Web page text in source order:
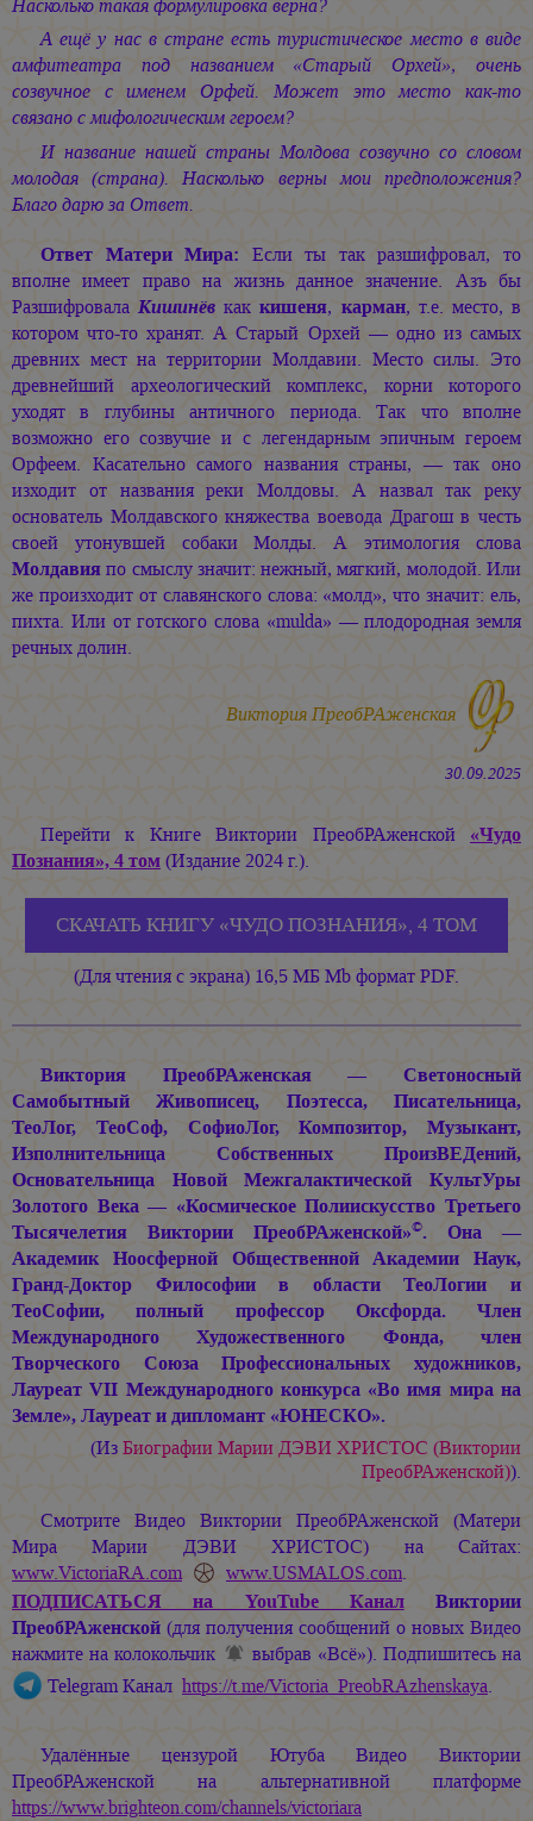
Насколько такая формулировка верна?
А ещё у нас в стране есть туристическое место в виде
амфитеатра под названием «Старый Орхей», очень
созвучное с именем Орфей. Может это место как-то
связано с мифологическим героем?
И название нашей страны Молдова созвучно со словом
молодая (страна). Насколько верны мои предположения?
Благо дарю за Ответ.
Ответ Матери Мира: Если ты так разшифровал, то
вполне имеет право на жизнь данное значение. Азъ бы
РазшифровалаКишинёв каккишеня, карман, т.е. место, в
котором что-то хранят. А Старый Орхей — одно из самых
древних мест на территории Молдавии. Место силы. Это
древнейший археологический комплекс, корни которого
уходят в глубины античного периода. Так что вполне
возможно его созвучие и с легендарным эпичным героем
Орфеем. Касательно самого названия страны, — так оно
изходит от названия реки Молдовы. А назвал так реку
основатель Молдавского княжества воевода Драгош в честь
своей утонувшей собаки Молды. А этимология слова
Молдавияпо смыслу значит: нежный, мягкий, молодой. Или
же произходит от славянского слова: «молд», что значит: ель,
пихта. Или от готского слова «muldа» — плодородная земля
речных долин.
Виктория ПреобРАженская
30.09.2025
Перейти к Книге Виктории ПреобРАженской «Чудо
Познания», 4 том(Издание 2024 г.).
СКАЧАТЬ КНИГУ «ЧУДО ПОЗНАНИЯ», 4 ТОМ
(Для чтения с экрана) 16,5 МБ Mb формат PDF.
Виктория ПреобРАженская — Светоносный
Самобытный Живописец, Поэтесса, Писательница,
ТеоЛог, ТеоСоф, СофиоЛог, Композитор, Музыкант,
Изполнительница Собственных ПроизВЕДений,
Основательница Новой Межгалактической КультУры
Золотого Века — «Космическое Полиискусство Третьего
Тысячелетия Виктории ПреобРАженской»©. Она —
Академик Ноосферной Общественной Академии Наук,
Гранд-Доктор Философии в области ТеоЛогии и
ТеоСофии, полный профессор Оксфорда. Член
Международного Художественного Фонда, член
Творческого Союза Профессиональных художников,
Лауреат VII Международного конкурса «Во имя мира на
Земле», Лауреат и дипломант «ЮНЕСКО».
(ИзБиографииМарии ДЭВИ ХРИСТОС (Виктории
ПреобРАженской)).
Смотрите Видео Виктории ПреобРАженской (Матери
МираМарии ДЭВИ ХРИСТОС) на Сайтах:
www.VictoriaRA.com
www.USMALOS.com.
ПОДПИСАТЬСЯ на YouTube КаналВиктории
ПреобРАженской (для получения сообщений о новых Видео
нажмите на колокольчик
выбрав «Всё»). Подпишитесь на
Telegram Канал https://t.me/Victoria_PreobRAzhenskaya.
Удалённые цензурой Ютуба Видео Виктории
ПреобРАженской на альтернативной платформе
https://www.brighteon.com/channels/victoriara